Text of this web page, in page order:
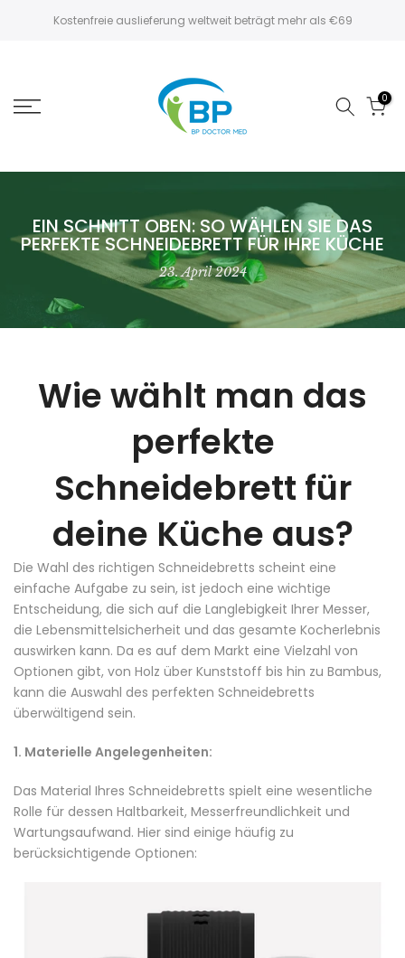
Kostenfreie auslieferung weltweit beträgt mehr als €69
0
EIN SCHNITT OBEN: SO WÄHLEN SIE DAS
PERFEKTE SCHNEIDEBRETT FÜR IHRE KÜCHE
23. April 2024
Wie wählt man das
perfekte
Schneidebrett für
deine Küche aus?
Die Wahl des richtigen Schneidebretts scheint eine
einfache Aufgabe zu sein, ist jedoch eine wichtige
Entscheidung, die sich auf die Langlebigkeit Ihrer Messer,
die Lebensmittelsicherheit und das gesamte Kocherlebnis
auswirken kann. Da es auf dem Markt eine Vielzahl von
Optionen gibt, von Holz über Kunststoff bis hin zu Bambus,
kann die Auswahl des perfekten Schneidebretts
überwältigend sein.
1. Materielle Angelegenheiten:
Das Material Ihres Schneidebretts spielt eine wesentliche
Rolle für dessen Haltbarkeit, Messerfreundlichkeit und
Wartungsaufwand. Hier sind einige häufig zu
berücksichtigende Optionen: